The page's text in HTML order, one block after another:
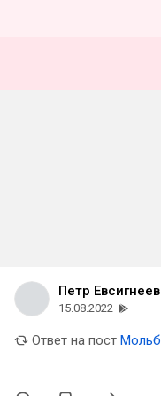
Петр Евсигнеев
15.08.2022
Ответ на пост